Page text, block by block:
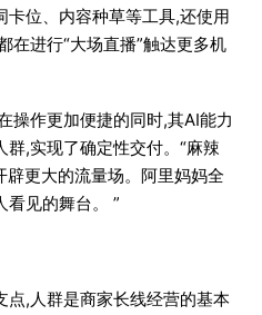
位、内容种草等工具,还使用
在进行“大场直播”触达更多机
操作更加便捷的同时,其AI能力
,实现了确定性交付。“麻辣
更大的流量场。阿里妈妈全
看见的舞台。 ”
点,人群是商家长线经营的基本